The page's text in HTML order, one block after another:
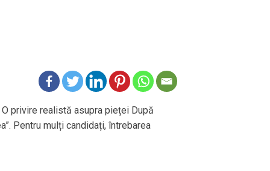
privire realistă asupra pieței După
Pentru mulți candidați, întrebarea